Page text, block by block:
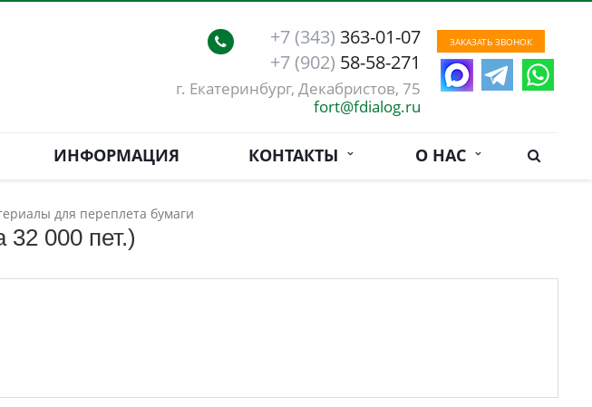
ЗАКАЗАТЬ ЗВОНОК
+7 (343) 363-01-07
+7 (902) 58-58-271
г. Екатеринбург, Декабристов, 75
fort@fdialog.ru
ИНФОРМАЦИЯ КОНТАКТЫ О НАС
для переплета бумаги
000 пет.)